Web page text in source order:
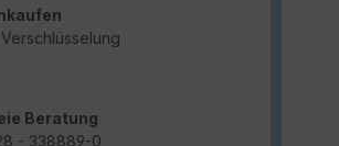
Beratung
- 338889-0